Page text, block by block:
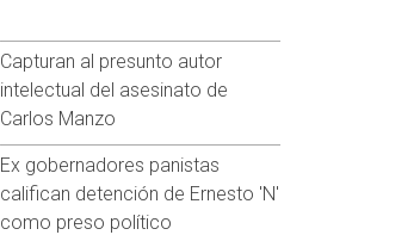
Capturan al presunto autor
intelectual del asesinato de
Carlos Manzo
Ex gobernadores panistas
califican detención de Ernesto 'N'
como preso político